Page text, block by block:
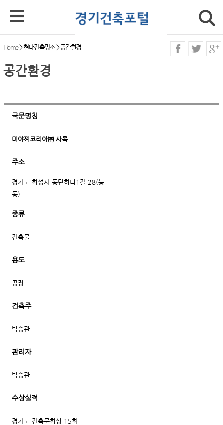
Home>현대건축명소>공간환경
공간환경
국문명칭
미야찌코리아㈜ 사옥
주소
경기도 화성시 동탄하나1길 28(능
동)
종류
건축물
용도
공장
건축주
박승관
관리자
박승관
수상실적
경기도 건축문화상 15회